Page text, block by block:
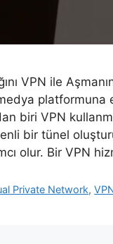
VPN ile
platformuna
biri VPN
bir tünel
olur. Bir VPN
Private Network,